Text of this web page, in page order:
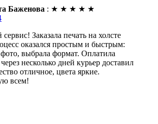
Баженова : ★ ★ ★ ★ ★
Заказала печать на холсте
оказался простым и быстрым:
фото, выбрала формат. Оплатила
несколько дней курьер доставил
отличное, цвета яркие.
всем!